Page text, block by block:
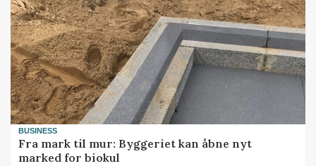
BUSINESS
Fra mark til mur: Byggeriet kan åbne nyt
marked for biokul